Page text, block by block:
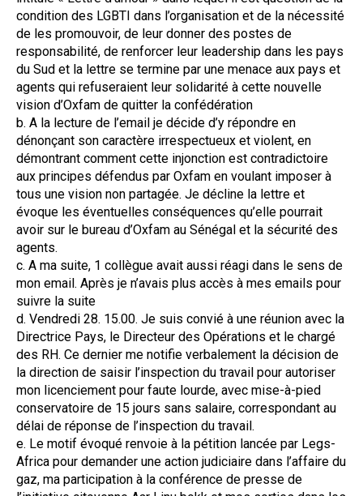
condition des LGBTI dans l’organisation et de la nécessité
de les promouvoir, de leur donner des postes de
responsabilité, de renforcer leur leadership dans les pays
du Sud et la lettre se termine par une menace aux pays et
agents qui refuseraient leur solidarité à cette nouvelle
vision d’Oxfam de quitter la confédération
b. A la lecture de l’email je décide d’y répondre en
dénonçant son caractère irrespectueux et violent, en
démontrant comment cette injonction est contradictoire
aux principes défendus par Oxfam en voulant imposer à
tous une vision non partagée. Je décline la lettre et
évoque les éventuelles conséquences qu’elle pourrait
avoir sur le bureau d’Oxfam au Sénégal et la sécurité des
agents.
c. A ma suite, 1 collègue avait aussi réagi dans le sens de
mon email. Après je n’avais plus accès à mes emails pour
suivre la suite
d. Vendredi 28. 15.00. Je suis convié à une réunion avec la
Directrice Pays, le Directeur des Opérations et le chargé
des RH. Ce dernier me notifie verbalement la décision de
la direction de saisir l’inspection du travail pour autoriser
mon licenciement pour faute lourde, avec mise-à-pied
conservatoire de 15 jours sans salaire, correspondant au
délai de réponse de l’inspection du travail.
e. Le motif évoqué renvoie à la pétition lancée par Legs-
Africa pour demander une action judiciaire dans l’affaire du
gaz, ma participation à la conférence de presse de